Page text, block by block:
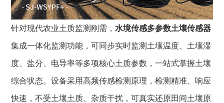
针对现代农业土质监测刚需， 水境传感多参数土壤传感器
集成一体化监测功能，可同步实时监测土壤温度、土壤湿
度、盐分、电导率等多项核心土质参数，一站式掌握土壤
综合状态。设备采用高频传感检测原理，检测精准、响应
快速，不受土壤土质、杂质干扰，可真实还原田间土壤原